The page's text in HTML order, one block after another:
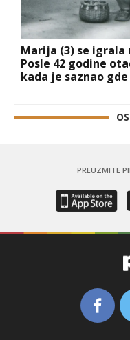
Marija (3) se
Posle 42 godine
kada je saznao
PREUZMITE